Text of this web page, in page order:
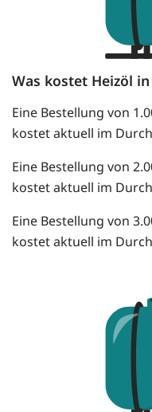
Was kostet Heizöl
Eine Bestellung von
kostet aktuell im
Eine Bestellung von
kostet aktuell im
Eine Bestellung von
kostet aktuell im